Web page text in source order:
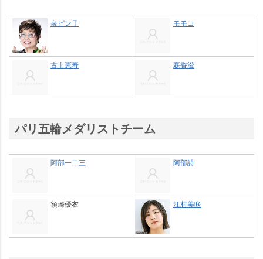
泉ピン子 モモコ
古市憲寿 森香澄
パリ五輪メダリストチーム
阿部一二三 阿部詩
須崎優衣 江村美咲